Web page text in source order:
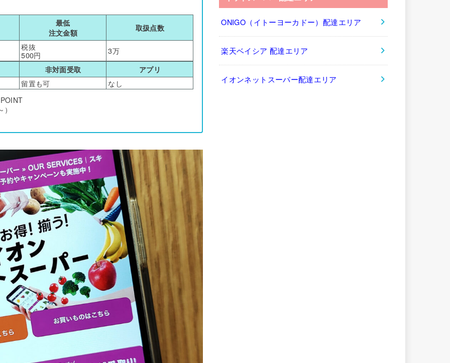
最低
注文金額
取扱点数
税抜
500円
3万
非対面受取 アプリ
留置も可 なし
ONIGO（イトーヨーカドー）配達エリア
楽天ベイシア 配達エリア
イオンネットスーパー配達エリア